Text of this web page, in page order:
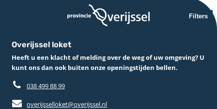
Filters
Overijssel loket
Heeft u een klacht of melding over de weg of uw omgeving? U
kunt ons dan ook buiten onze openingstijden bellen.
038 499 88 99
overijsselloket@overijssel.nl